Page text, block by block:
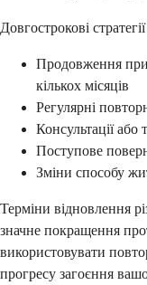
Довгострокові
Продовження
кількох місяців
Регулярні
Консультації або
Поступове
Зміни способу
Терміни відновлення
значне покращення
використовувати
прогресу загоєння